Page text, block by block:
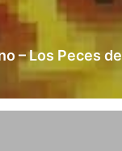
– Los Peces de